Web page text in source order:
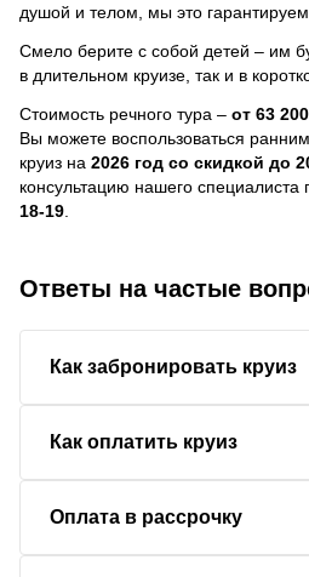
душой и телом, мы это
Смело берите с собой детей – им
в длительном круизе, так и в
Стоимость речного тура – от 63
Вы можете воспользоваться
круиз на 2026 год со скидкой до
консультацию нашего специалиста
18-19
Ответы на частые
Как забронировать круиз
Как оплатить круиз
Оплата в рассрочку